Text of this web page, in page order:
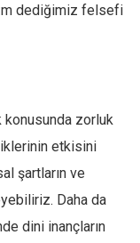
dediğimiz felsefi
konusunda zorluk
etkisini
şartların ve
Daha da
dini inançların